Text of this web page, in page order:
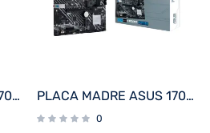
PLACA MADRE ASUS 1700 H610M-A D4 PRIME V/S/R/HDMI/DP/2M2/DDR4/USB3.2/MATX PLACA MADRE ASUS 1700 PRIME H610M-E D4 V/S/R/HDMI/2M2/DDR4/USB3.2/MATX
0